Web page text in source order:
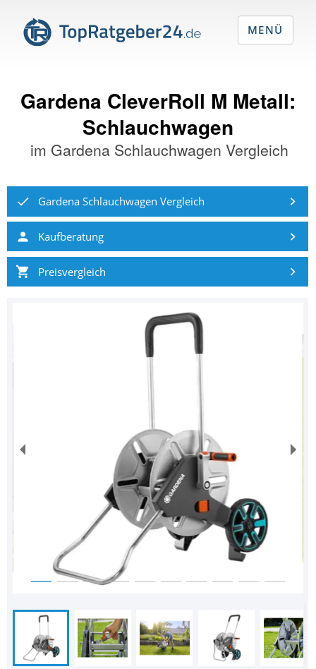
Gardena CleverRoll M Metall:
Schlauchwagen
im Gardena Schlauchwagen Vergleich
Gardena Schlauchwagen Vergleich
Kaufberatung
Preisvergleich
MENÜ